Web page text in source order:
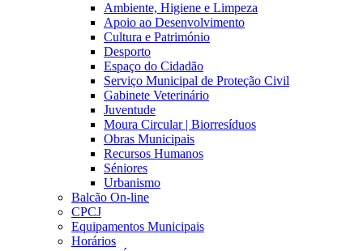
Ambiente, Higiene e Limpeza
Apoio ao Desenvolvimento
Cultura e Património
Desporto
Espaço do Cidadão
Serviço Municipal de Proteção Civil
Gabinete Veterinário
Juventude
Moura Circular | Biorresíduos
Obras Municipais
Recursos Humanos
Séniores
Urbanismo
Balcão On-line
CPCJ
Equipamentos Municipais
Horários